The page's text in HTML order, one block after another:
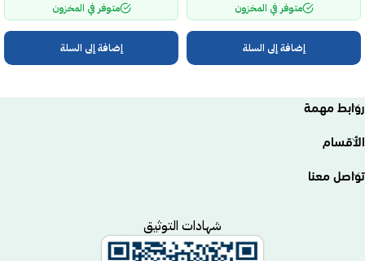
متوفر في المخزون
إضافة إلى السلة
متوفر في المخزون
إضافة إلى السلة
روابط مهمة
الأقسام
تواصل معنا
شهادات التوثيق